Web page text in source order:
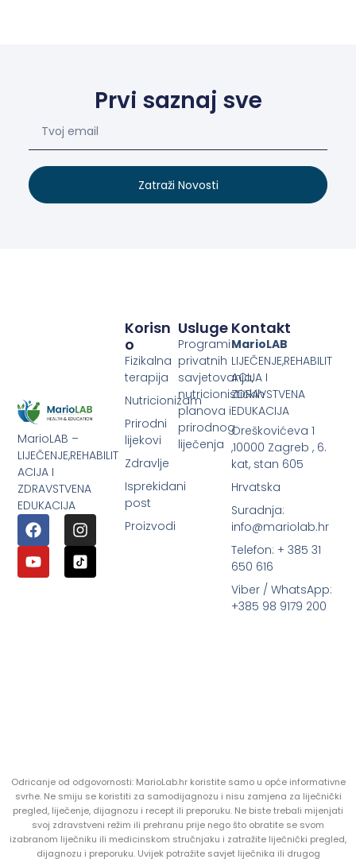
Prvi saznaj sve
Zatraži Novosti
MarioLAB –
LIJEČENJE,REHABILIT
ACIJA I
ZDRAVSTVENA
EDUKACIJA
Usluge
Programi
privatnih
savjetovanja,
nutricionističkih
planova i
prirodnog
liječenja
Korisn
O
Fizikalna
terapija
Nutricionizam
Prirodni
lijekovi
Zdravlje
Isprekidani
post
Proizvodi
Kontakt
MarioLAB
LIJEČENJE,REHABILIT
ACIJA I
ZDRAVSTVENA
EDUKACIJA
Oreškovićeva 1
,10000 Zagreb , 6.
kat, stan 605
Hrvatska
Suradnja:
info@mariolab.hr
Telefon: + 385 31
650 616
Viber / WhatsApp:
+385 98 9179 200
Odricanje od odgovornosti: MarioLab.hr koristite samo u opće informativne
svrhe. Ne smiju se koristiti za samodijagnozu i nisu zamjena za liječnički
pregled, liječenje, dijagnozu i recept ili preporuku. Ne biste trebali mijenjati
svoj zdravstveni režim ili prehranu prije nego što obratite se svom
izabranom liječniku ili medicinskom stručnjaku i zatražite liječnički pregled,
dijagnozu i preporuku. Uvijek potražite savjet liječnika ili drugog